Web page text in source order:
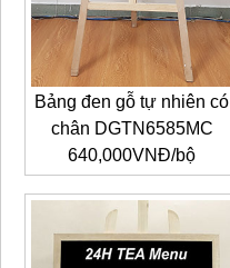
Bảng đen gỗ tự nhiên có
chân DGTN6585MC
640,000VNĐ/bộ